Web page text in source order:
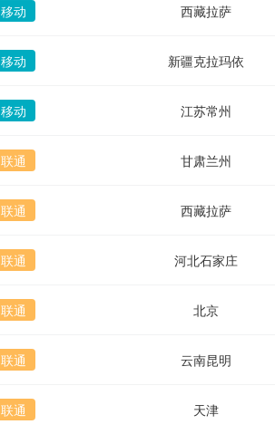
移动 西藏拉萨
移动 新疆克拉玛依
移动 江苏常州
联通 甘肃兰州
联通 西藏拉萨
联通 河北石家庄
联通 北京
联通 云南昆明
联通 天津